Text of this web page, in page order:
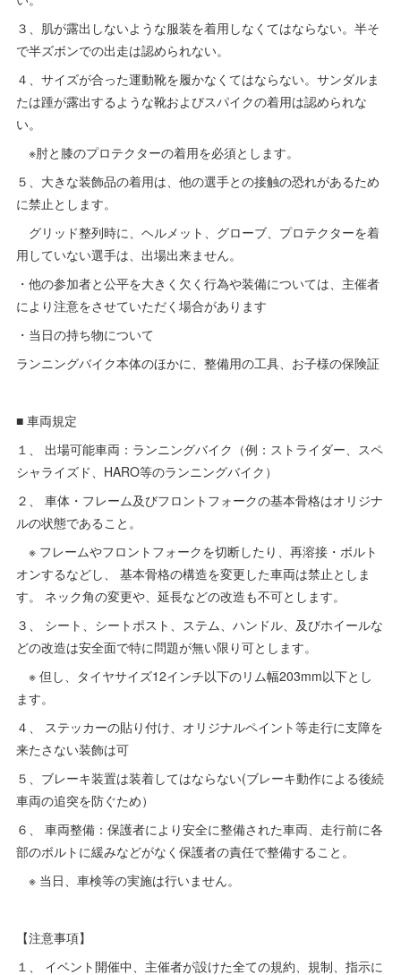
３、肌が露出しないような服装を着用しなくてはならない。半そ
で半ズボンでの出走は認められない。
４、サイズが合った運動靴を履かなくてはならない。サンダルま
たは踵が露出するような靴およびスパイクの着用は認められな
い。
※肘と膝のプロテクターの着用を必須とします。
５、大きな装飾品の着用は、他の選手との接触の恐れがあるため
に禁止とします。
グリッド整列時に、ヘルメット、グローブ、プロテクターを着
用していない選手は、出場出来ません。
・他の参加者と公平を大きく欠く行為や装備については、主催者
により注意をさせていただく場合があります
・当日の持ち物について
ランニングバイク本体のほかに、整備用の工具、お子様の保険証
■ 車両規定
１、 出場可能車両：ランニングバイク（例：ストライダー、スペ
シャライズド、HARO等のランニングバイク）
２、 車体・フレーム及びフロントフォークの基本骨格はオリジナ
ルの状態であること。
※ フレームやフロントフォークを切断したり、再溶接・ボルト
オンするなどし、 基本骨格の構造を変更した車両は禁止としま
す。 ネック角の変更や、延長などの改造も不可とします。
３、 シート、シートポスト、ステム、ハンドル、及びホイールな
どの改造は安全面で特に問題が無い限り可とします。
※ 但し、タイヤサイズ12インチ以下のリム幅203mm以下とし
ます。
４、 ステッカーの貼り付け、オリジナルペイント等走行に支障を
来たさない装飾は可
５、ブレーキ装置は装着してはならない(ブレーキ動作による後続
車両の追突を防ぐため）
６、 車両整備：保護者により安全に整備された車両、走行前に各
部のボルトに緩みなどがなく保護者の責任で整備すること。
※ 当日、車検等の実施は行いません。
【注意事項】
１、 イベント開催中、主催者が設けた全ての規約、規制、指示に